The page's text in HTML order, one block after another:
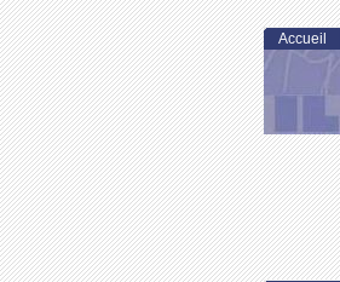
Accueil